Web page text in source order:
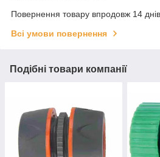
Повернення товару впродовж 14
Всі умови повернення
Подібні товари компанії